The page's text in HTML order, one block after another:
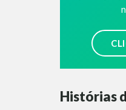
Histórias